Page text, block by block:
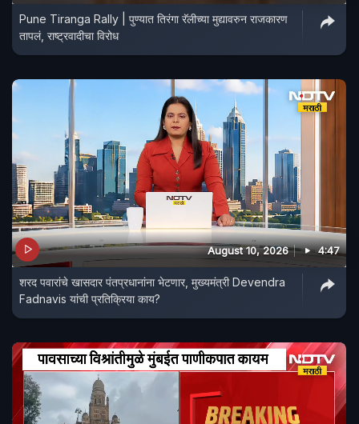
Pune Tiranga Rally | पुण्यात तिरंगा रॅलीच्या मुद्यावरुन राजकारण
तापलं, राष्ट्रवादीचा विरोध
August 10, 2026 4:47
शरद पवारांचे खासदार पंतप्रधानांना भेटणार, मुख्यमंत्री Devendra
Fadnavis यांची प्रतिक्रिया काय?